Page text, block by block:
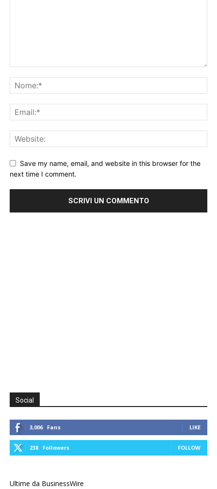
Save my name, email, and website in this browser for the
next time I comment.
Social
3,006 Fans LIKE
238 Followers FOLLOW
Ultime da BusinessWire